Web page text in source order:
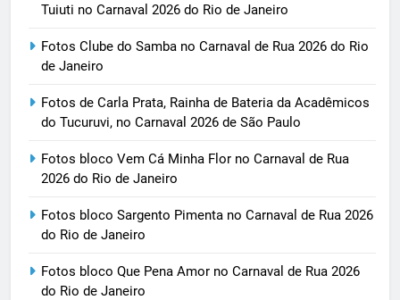
Tuiuti no Carnaval 2026 do Rio de Janeiro
Fotos Clube do Samba no Carnaval de Rua 2026 do Rio
de Janeiro
Fotos de Carla Prata, Rainha de Bateria da Acadêmicos
do Tucuruvi, no Carnaval 2026 de São Paulo
Fotos bloco Vem Cá Minha Flor no Carnaval de Rua
2026 do Rio de Janeiro
Fotos bloco Sargento Pimenta no Carnaval de Rua 2026
do Rio de Janeiro
Fotos bloco Que Pena Amor no Carnaval de Rua 2026
do Rio de Janeiro